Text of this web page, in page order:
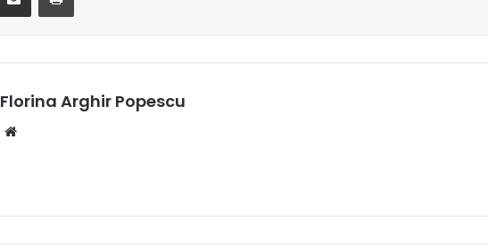
Florina Arghir Popescu